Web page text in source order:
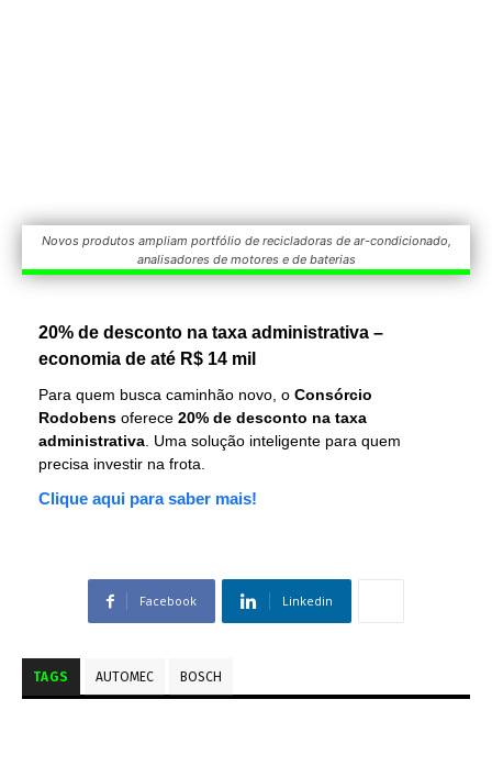
Novos produtos ampliam portfólio de recicladoras de ar-condicionado,
analisadores de motores e de baterias
20% de desconto na taxa administrativa –
economia de até R$ 14 mil
Para quem busca caminhão novo, o Consórcio
Rodobens oferece 20% de desconto na taxa
administrativa . Uma solução inteligente para quem
precisa investir na frota.
Clique aqui para saber mais!
Facebook Linkedin
TAGS AUTOMEC BOSCH